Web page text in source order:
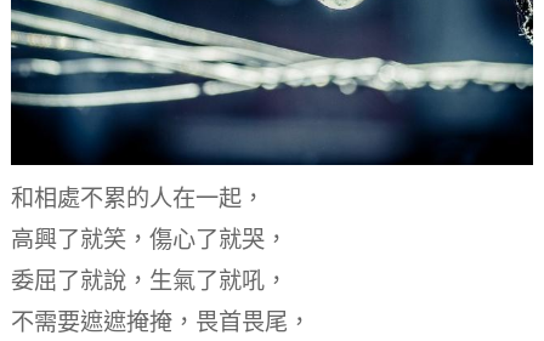
和相處不累的人在一起，
高興了就笑，傷心了就哭，
委屈了就說，生氣了就吼，
不需要遮遮掩掩，畏首畏尾，